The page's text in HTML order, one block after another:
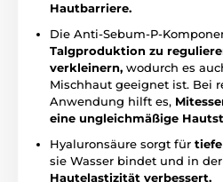
Hautbarriere.
Die Anti-Sebum-P-
Talgproduktion zu
verkleinern, wodurch es
Mischhaut geeignet ist. Bei
Anwendung hilft es,
eine ungleichmäßige
Hyaluronsäure sorgt für
sie Wasser bindet und in
Hautelastizität verbessert.